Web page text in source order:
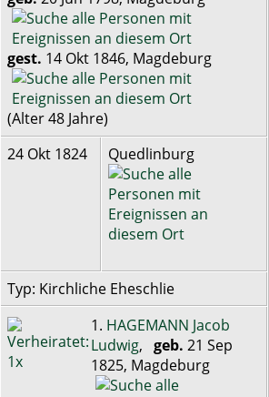
gest. 14 Okt 1846, Magdeburg
(Alter 48 Jahre)
24 Okt 1824 Quedlinburg
Typ: Kirchliche Eheschlie
1. HAGEMANN Jacob
Ludwig, geb. 21 Sep
1825, Magdeburg